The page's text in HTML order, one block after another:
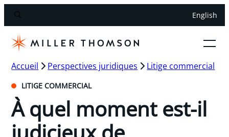
English
Accueil Perspectives juridiques Litige commercial
LITIGE COMMERCIAL
À quel moment est-il